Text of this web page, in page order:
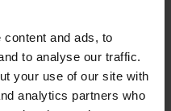
and ads, to
to analyse our traffic.
your use of our site with
analytics partners who
qui vous permettra de